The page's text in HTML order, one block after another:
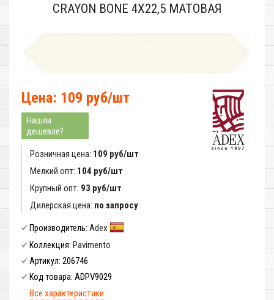
CRAYON BONE 4X22,5 МАТОВАЯ
Цена: 109 руб/шт
Нашли
дешевле?
Розничная цена: 109 руб/шт
Мелкий опт: 104 руб/шт
Крупный опт: 93 руб/шт
Дилерская цена: по запросу
Производитель: Adex
Коллекция: Pavimento
Артикул: 206746
Код товара: ADPV9029
Все характеристики